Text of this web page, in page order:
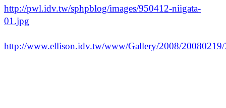
http://pwl.idv.tw/sphpblog/images/950412-niigata-
01.jpg
http://www.ellison.idv.tw/www/Gallery/2008/